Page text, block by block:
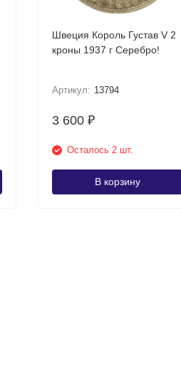
Швеция Король Густав V 2
кроны 1937 г Серебро!
Артикул: 13794
3 600₽
Осталось 2 шт.
В корзину